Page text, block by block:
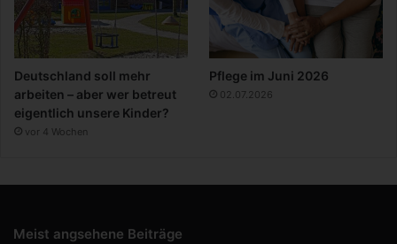
Deutschland soll mehr
arbeiten – aber wer betreut
eigentlich unsere Kinder?
vor 4 Wochen
Pflege im Juni 2026
02.07.2026
Meist angsehene Beiträge